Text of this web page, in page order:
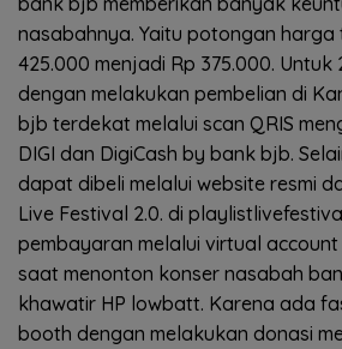
nasabahnya. Yaitu potongan
425.000 menjadi Rp 375.000. Untuk
dengan melakukan pembelian di
bjb terdekat melalui scan QRIS
DIGI dan DigiCash by bank bjb.
dapat dibeli melalui website resmi
Live Festival 2.0. di
pembayaran melalui virtual
saat menonton konser nasabah
khawatir HP lowbatt. Karena ada
booth dengan melakukan donasi